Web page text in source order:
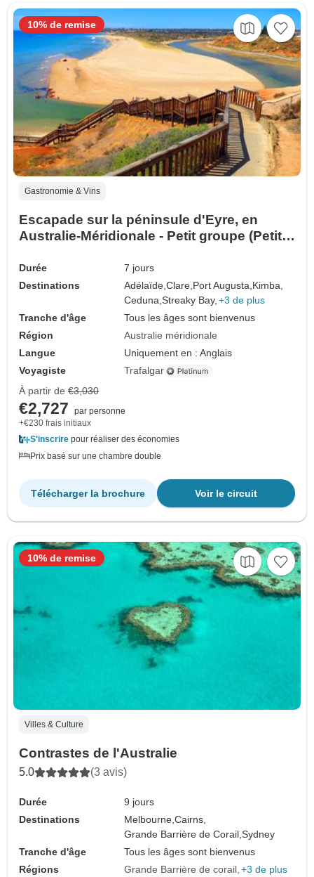
Gastronomie & Vins
Escapade sur la péninsule d'Eyre, en
Australie-Méridionale - Petit groupe (Petits
Durée
7 jours
Destinations
Adélaïde,Clare, Port Augusta, Kimba,
Ceduna,Streaky Bay, +3 de plus
Tranche d'âge
Tous les âges sont bienvenus
Région
Australie méridionale
Langue
Uniquement en : Anglais
Voyagiste
Trafalgar
10% de remise
À partir de €3,030
€2,727
par personne
+€230 frais initiaux
S'inscrire pour réaliser des économies
Prix basé sur une chambre double
Voir le circuit
Télécharger la brochure
Villes & Culture
Contrastes de l'Australie
5.0 (3 avis)
Durée
9 jours
Destinations
Melbourne,Cairns,
Grande Barrière de Corail,Sydney
Tranche d'âge
Tous les âges sont bienvenus
Régions
Grande Barrière de corail +3 de plus
10% de remise